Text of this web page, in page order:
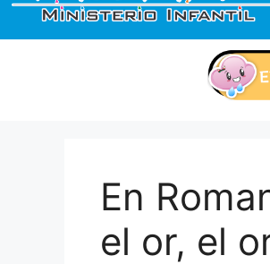
En
el or, el